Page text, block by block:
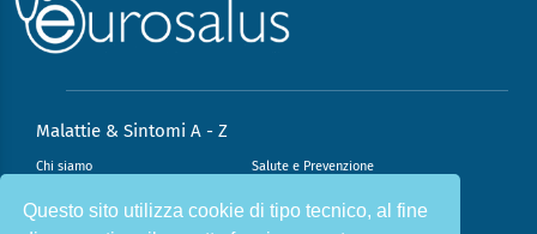
Questo sito utilizza cookie di tipo tecnico, al fine
Malattie & Sintomi A - Z
Chi siamo Salute e Prevenzione
Infiammazione e Allergia Direzione scientifica